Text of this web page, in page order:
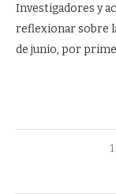
Investigadores y
reflexionar sobre
de junio, por